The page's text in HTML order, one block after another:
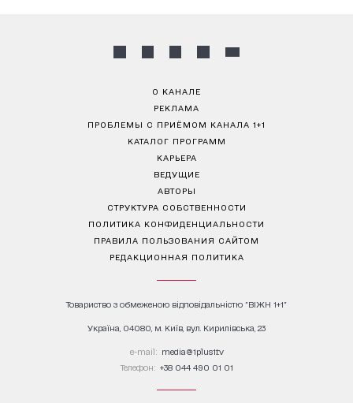
О КАНАЛЕ
РЕКЛАМА
ПРОБЛЕМЫ С ПРИЁМОМ КАНАЛА 1+1
КАТАЛОГ ПРОГРАММ
КАРЬЕРА
ВЕДУЩИЕ
АВТОРЫ
СТРУКТУРА СОБСТВЕННОСТИ
ПОЛИТИКА КОНФИДЕНЦИАЛЬНОСТИ
ПРАВИЛА ПОЛЬЗОВАНИЯ САЙТОМ
РЕДАКЦИОННАЯ ПОЛИТИКА
Товариство з обмеженою відповідальністю "ВІЖН 1+1"
Україна, 04080, м. Київ, вул. Кирилівська, 23
е-mail: media@1plus1.tv
Телефон: +38 044 490 01 01